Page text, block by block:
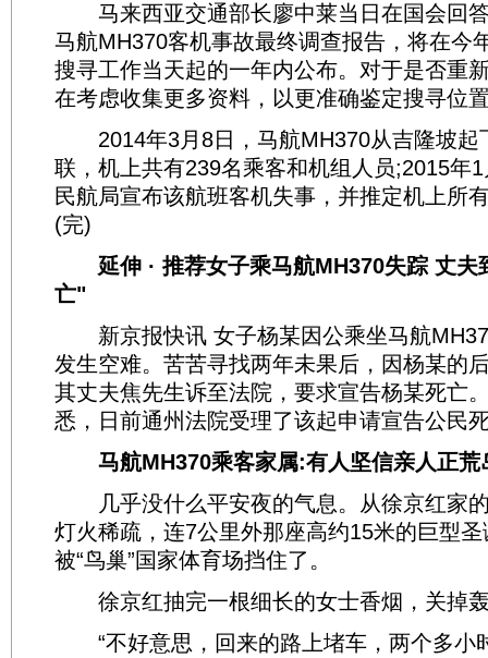
马来西亚交通部长廖中莱当日在国会回
马航MH370客机事故最终调查报告，将在今
搜寻工作当天起的一年内公布。对于是否重
在考虑收集更多资料，以更准确鉴定搜寻位
2014年3月8日，马航MH370从吉隆坡起
联，机上共有239名乘客和机组人员;2015年
民航局宣布该航班客机失事，并推定机上所
(完)
延伸 · 推荐女子乘马航MH370失踪 丈
亡"
新京报快讯 女子杨某因公乘坐马航
发生空难。苦苦寻找两年未果后，因杨某的
其丈夫焦先生诉至法院，要求宣告杨某死亡
悉，日前通州法院受理了该起申请宣告公民
马航MH370乘客家属:有人坚信亲人正荒
几乎没什么平安夜的气息。从徐京红家
灯火稀疏，连7公里外那座高约15米的巨型
被“鸟巢”国家体育场挡住了。
徐京红抽完一根细长的女士香烟，关掉
“不好意思，回来的路上堵车，两个多小